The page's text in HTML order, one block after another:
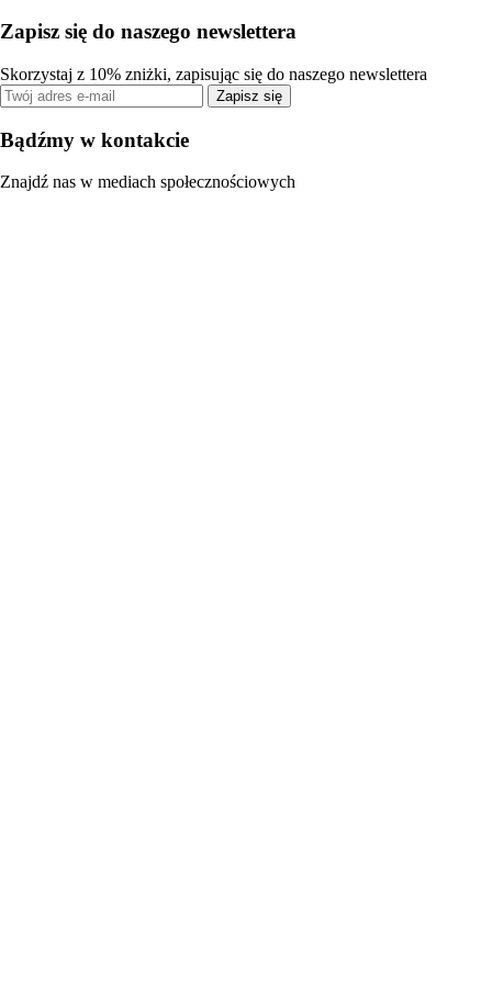
Zapisz się do naszego newslettera
Skorzystaj z 10% zniżki, zapisując się do naszego newslettera
Zapisz się
Bądźmy w kontakcie
Znajdź nas w mediach społecznościowych